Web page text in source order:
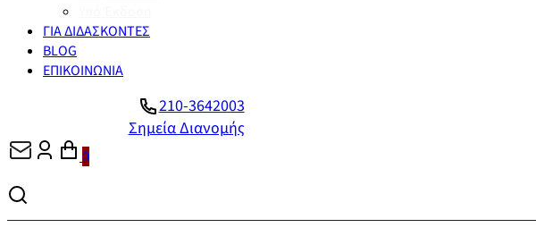
ΓΙΑ ΔΙΔΑΣΚΟΝΤΕΣ
BLOG
ΕΠΙΚΟΙΝΩΝΙΑ
210-3642003
Σημεία Διανομής
0